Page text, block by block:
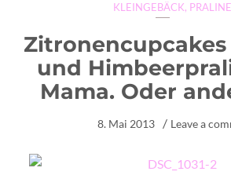
KLEINGEBÄCK,
und
Mama. Oder
8. Mai 2013 Leave a